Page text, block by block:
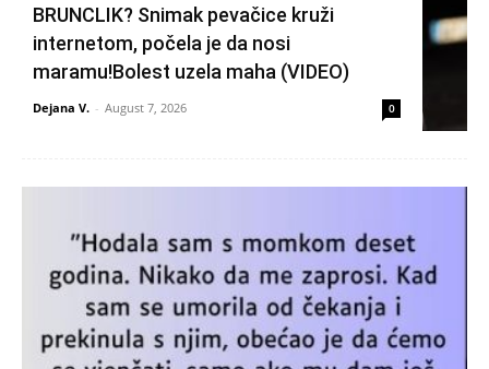
BRUNCLIK? Snimak pevačice kruži
internetom, počela je da nosi
maramu!Bolest uzela maha (VIDEO)
Dejana V. - August 7, 2026 0